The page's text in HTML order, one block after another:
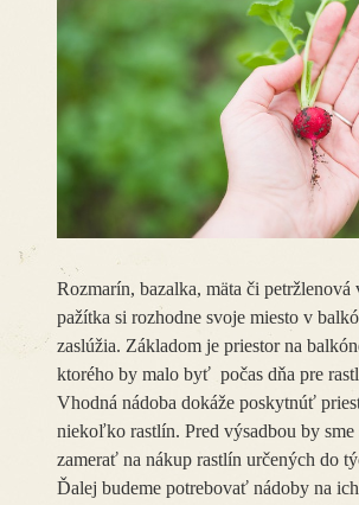
Rozmarín, bazalka, mäta či petržlenová
pažítka si rozhodne svoje miesto v
zaslúžia. Základom je priestor na
ktorého by malo byť počas dňa pre
Vhodná nádoba dokáže poskytnúť
niekoľko rastlín. Pred výsadbou by sme
zamerať na nákup rastlín určených do
Ďalej budeme potrebovať nádoby na